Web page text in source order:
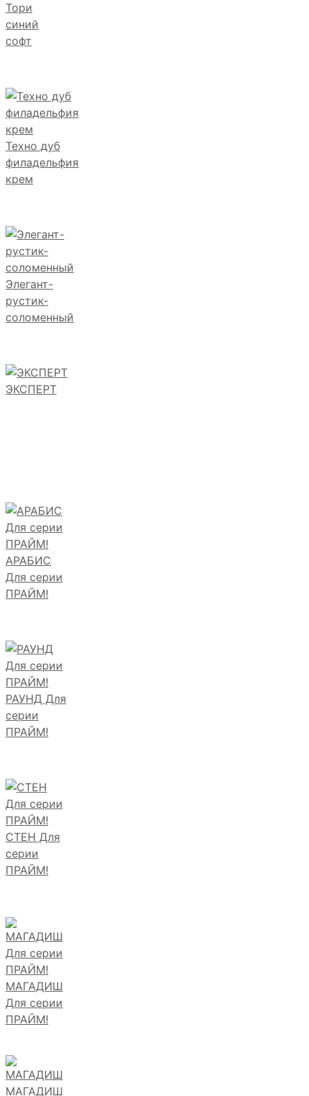
Тори
синий
софт
Техно дуб
филадельфия
крем
Элегант-
рустик-
соломенный
ЭКСПЕРТ
АРАБИС
Для серии
ПРАЙМ!
РАУНД Для
серии
ПРАЙМ!
СТЕН Для
серии
ПРАЙМ!
МАГАДИШ
Для серии
ПРАЙМ!
МАГАДИШ